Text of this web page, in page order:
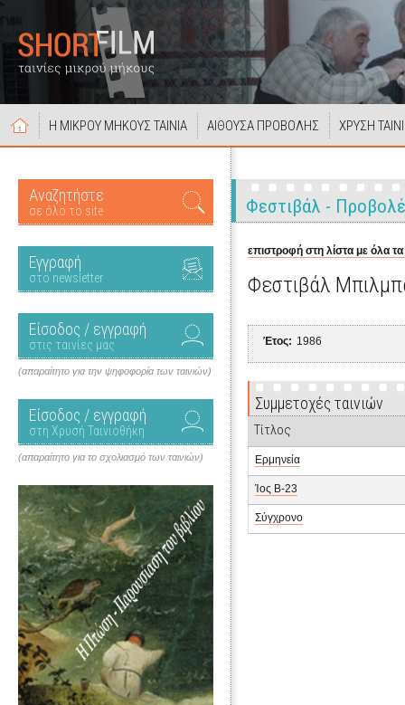
Η ΜΙΚΡΟΥ ΜΗΚΟΥΣ ΤΑΙΝΙΑ ΑΙΘΟΥΣΑ ΠΡΟΒΟΛΗΣ ΧΡΥΣΗ
Αναζητήστε
σε όλο το site
Εγγραφή
στο newsletter
Είσοδος / εγγραφή
στις ταινίες μας
(απαραίτητο για την ψηφοφορία των ταινιών)
Είσοδος / εγγραφή
στη Χρυσή Ταινιοθήκη
(απαραίτητο για το σχολιασμό των ταινιών)
Φεστιβάλ -
επιστροφή στη λίστα με όλα
Φεστιβάλ
Έτος: 1986
Συμμετοχές ταινιών
Τίτλος
Ερμηνεία
Ίος Β-23
Σύγχρονο